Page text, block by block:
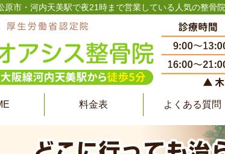
原市・河内天美駅で夜21時まで営業している人気の整骨院
料金表 よくある質問